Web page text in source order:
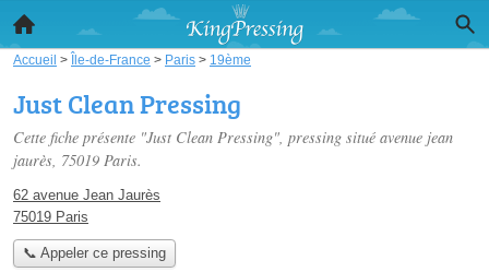
Accueil > Île-de-France > Paris > 19ème
Just Clean Pressing
Cette fiche présente "Just Clean Pressing", pressing situé avenue jean
jaurès, 75019 Paris.
62 avenue Jean Jaurès
75019 Paris
📞 Appeler ce pressing